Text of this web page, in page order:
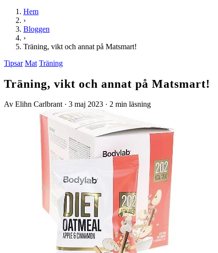
Hem
›
Bloggen
›
Träning, vikt och annat på Matsmart!
Tipsar Mat Träning
Träning, vikt och annat på Matsmart!
Av Elihn Carlbrant · 3 maj 2023 · 2 min läsning